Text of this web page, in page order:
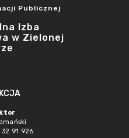
Publicznej
Izba
w Zielonej
91 926